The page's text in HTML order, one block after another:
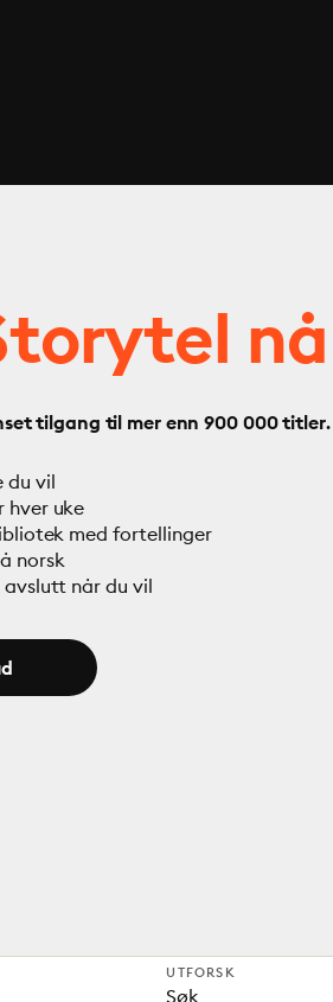
tilgang til mer enn 900 000 titler.
du vil
hver uke
med fortellinger
norsk
når du vil
UTFORSK
Søk